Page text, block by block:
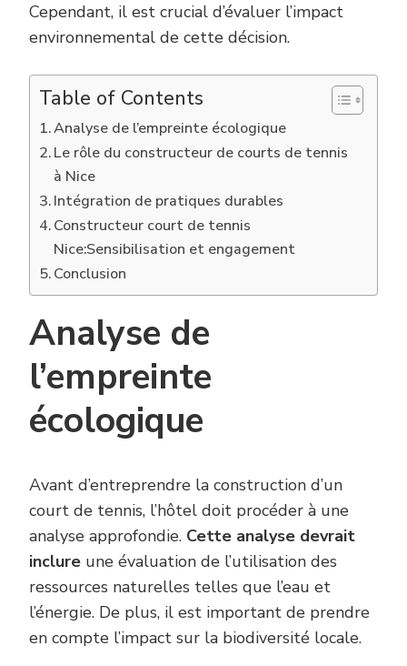
Cependant, il est crucial d’évaluer l’impact
environnemental de cette décision.
Table of Contents
Analyse de l’empreinte écologique
Le rôle du constructeur de courts de tennis
à Nice
Intégration de pratiques durables
Constructeur court de tennis
Nice:Sensibilisation et engagement
Conclusion
Analyse de
l’empreinte
écologique
Avant d’entreprendre la construction d’un
court de tennis, l’hôtel doit procéder à une
analyse approfondie. Cette analyse devrait
inclure une évaluation de l’utilisation des
ressources naturelles telles que l’eau et
l’énergie. De plus, il est important de prendre
en compte l’impact sur la biodiversité locale.